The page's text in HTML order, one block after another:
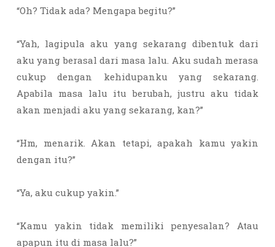
“Oh? Tidak ada? Mengapa begitu?”
“Yah, lagipula aku yang sekarang dibentuk dari
aku yang berasal dari masa lalu. Aku sudah merasa
cukup dengan kehidupanku yang sekarang.
Apabila masa lalu itu berubah, justru aku tidak
akan menjadi aku yang sekarang, kan?”
“Hm, menarik. Akan tetapi, apakah kamu yakin
dengan itu?”
“Ya, aku cukup yakin.”
“Kamu yakin tidak memiliki penyesalan? Atau
apapun itu di masa lalu?”